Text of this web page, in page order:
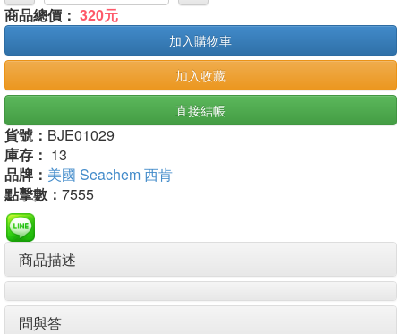
商品總價： 320元
加入購物車
加入收藏
直接結帳
貨號： BJE01029
庫存： 13
品牌： 美國 Seachem 西肯
點擊數： 7555
商品描述
問與答